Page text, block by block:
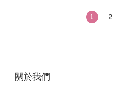
1 2
關於我們